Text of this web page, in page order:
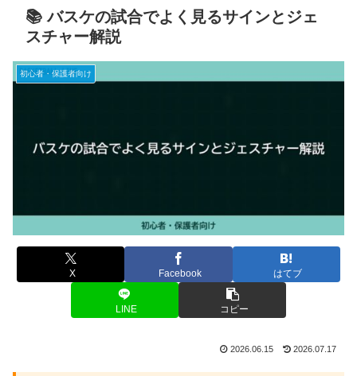
📚 バスケの試合でよく見るサインとジェ
スチャー解説
初心者・保護者向け
X Facebook はてブ
LINE コピー
2026.06.15 2026.07.17